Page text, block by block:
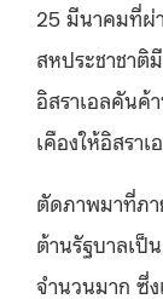
25 มีนาคมที่ผ่
สหประชาชาติ
อิสราเอลคันค้
เคืองให้อิสรา
ตัดภาพมาที่ภา
ต้านรัฐบาลเป็
จำนวนมาก ซึ่